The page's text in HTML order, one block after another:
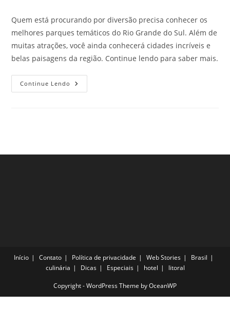
Quem está procurando por diversão precisa conhecer os
melhores parques temáticos do Rio Grande do Sul. Além de
muitas atrações, você ainda conhecerá cidades incríveis e
belas paisagens da região. Continue lendo para saber mais.
Continue Lendo Os
Melhores
Início Contato Política de privacidade Web Stories
Brasil
culinária
Dicas Especiais hotel litoral
Copyright - WordPress Theme by OceanWP